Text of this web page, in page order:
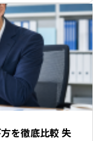
を徹底比較 失